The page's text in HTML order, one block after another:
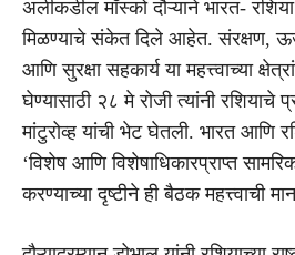
अलीकडील मॉस्को दौऱ्याने भारत-
मिळण्याचे संकेत दिले आहेत. संरक्षण,
आणि सुरक्षा सहकार्य या महत्त्वाच्या
घेण्यासाठी २८ मे रोजी त्यांनी
मांटुरोव्ह यांची भेट घेतली. भारत आणि
‘विशेष आणि विशेषाधिकारप्राप्त
करण्याच्या दृष्टीने ही बैठक महत्त्वाची